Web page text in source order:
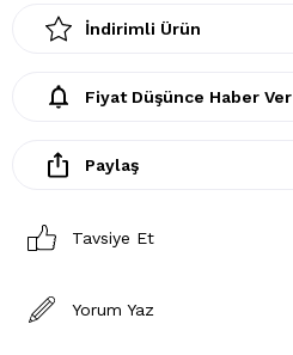
İndirimli Ürün
Fiyat Düşünce Haber Ver
Paylaş
Tavsiye Et
Yorum Yaz